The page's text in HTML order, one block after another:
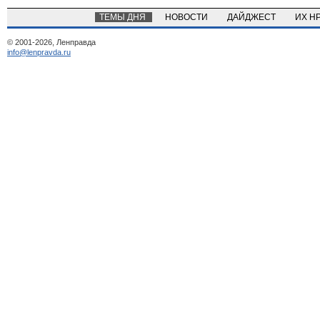
ТЕМЫ ДНЯ НОВОСТИ ДАЙДЖЕСТ ИХ
© 2001-2026, Ленправда
info@lenpravda.ru